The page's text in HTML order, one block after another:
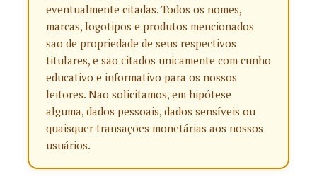
eventualmente citadas. Todos os nomes,
marcas, logotipos e produtos mencionados
são de propriedade de seus respectivos
titulares, e são citados unicamente com cunho
educativo e informativo para os nossos
leitores. Não solicitamos, em hipótese
alguma, dados pessoais, dados sensíveis ou
quaisquer transações monetárias aos nossos
usuários.